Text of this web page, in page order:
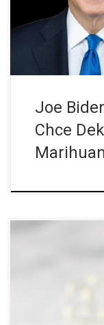
wydano na
Joe
Chce
Jakie produkty
kryteria
chciały wyjaśnić